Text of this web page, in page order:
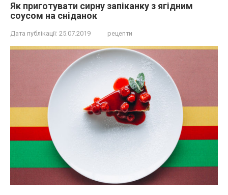
Як приготувати сирну запіканку з ягідним
соусом на сніданок
Дата публікації: 25.07.2019 рецепти